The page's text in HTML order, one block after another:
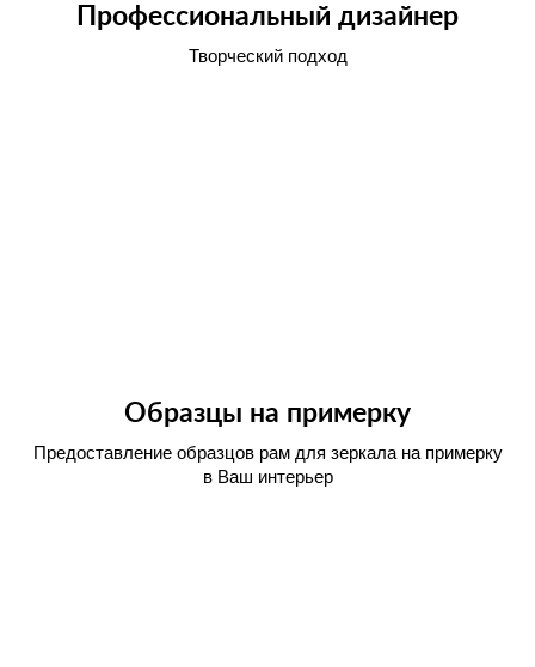
Профессиональный дизайнер
Творческий подход
Образцы на примерку
Предоставление образцов рам для зеркала на примерку
в Ваш интерьер